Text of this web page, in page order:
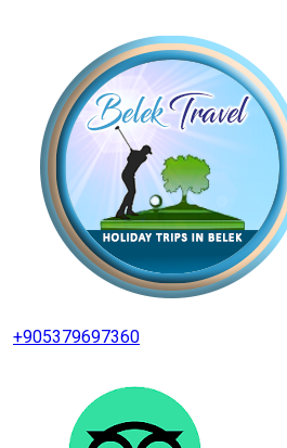
+905379697360